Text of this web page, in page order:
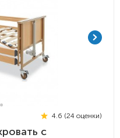
4.6 (24 оценки)
с